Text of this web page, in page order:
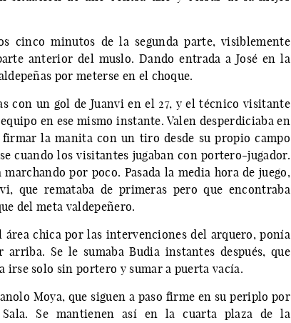
cinco minutos de la segunda parte, visiblemente
anterior del muslo. Dando entrada a José en la
por meterse en el choque.
con un gol de Juanvi en el 27, y el técnico visitante
en ese mismo instante. Valen desperdiciaba en
la manita con un tiro desde su propio campo
cuando los visitantes jugaban con portero-jugador.
por poco. Pasada la media hora de juego,
que remataba de primeras pero que encontraba
del meta valdepeñero.
área chica por las intervenciones del arquero, ponía
Se le sumaba Budia instantes después, que
irse solo sin portero y sumar a puerta vacía.
Moya, que siguen a paso firme en su periplo por
Se mantienen así en la cuarta plaza de la